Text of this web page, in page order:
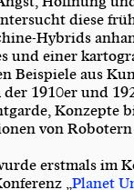
diese
Hybrids
und einer
Beispiele aus
1910er und
Konzepte
von
erstmals im
„Planet